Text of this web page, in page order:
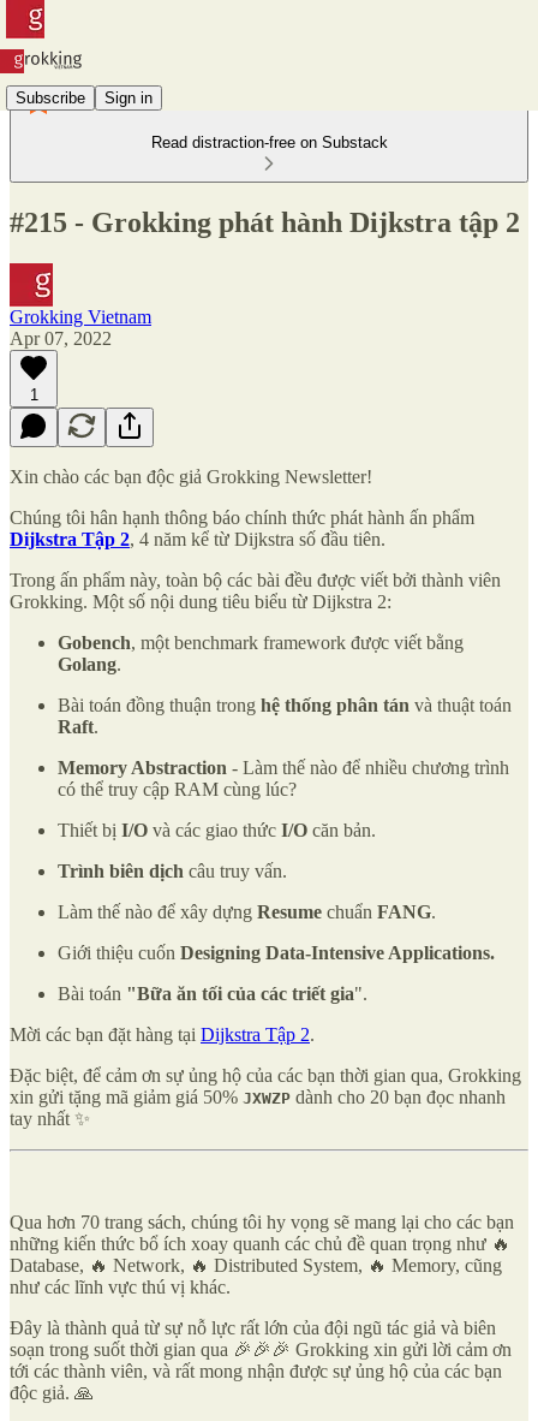
Subscribe Sign in
Read distraction-free on Substack
#215 - Grokking phát hành Dijkstra tập 2
Grokking Vietnam
Apr 07, 2022
1
Xin chào các bạn độc giả Grokking Newsletter!
Chúng tôi hân hạnh thông báo chính thức phát hành ấn phẩm
Dijkstra Tập 2, 4 năm kể từ Dijkstra số đầu tiên.
Trong ấn phẩm này, toàn bộ các bài đều được viết bởi thành viên
Grokking. Một số nội dung tiêu biểu từ Dijkstra 2:
Gobench, một benchmark framework được viết bằng
Golang.
Bài toán đồng thuận trong hệ thống phân tán và thuật toán
Raft.
Memory Abstraction - Làm thế nào để nhiều chương trình
có thể truy cập RAM cùng lúc?
Thiết bị I/O và các giao thức I/O căn bản.
Trình biên dịch câu truy vấn.
Làm thế nào để xây dựng Resume chuẩn FANG.
Giới thiệu cuốn Designing Data-Intensive Applications.
Bài toán "Bữa ăn tối của các triết gia".
Mời các bạn đặt hàng tại Dijkstra Tập 2.
Đặc biệt, để cảm ơn sự ủng hộ của các bạn thời gian qua, Grokking
xin gửi tặng mã giảm giá 50% JXWZP dành cho 20 bạn đọc nhanh
tay nhất ✨
Qua hơn 70 trang sách, chúng tôi hy vọng sẽ mang lại cho các bạn
những kiến thức bổ ích xoay quanh các chủ đề quan trọng như 🔥
Database, 🔥 Network, 🔥 Distributed System, 🔥 Memory, cũng
như các lĩnh vực thú vị khác.
Đây là thành quả từ sự nỗ lực rất lớn của đội ngũ tác giả và biên
soạn trong suốt thời gian qua 🎉🎉🎉 Grokking xin gửi lời cảm ơn
tới các thành viên, và rất mong nhận được sự ủng hộ của các bạn
độc giả. 🙏